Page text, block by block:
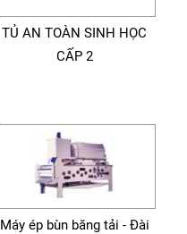
TỦ AN TOÀN SINH HỌC
CẤP 2
Máy ép bùn băng tải - Đài